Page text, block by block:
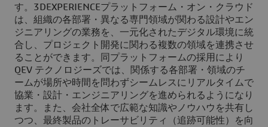
す。3DEXPERIENCEプラットフォーム・オン・クラウド
は、組織の各部署・異なる専門領域が関わる設計やエン
ジニアリングの業務を、一元化されたデジタル環境に統
合し、プロジェクト開発に関わる複数の領域を連携させ
ることができます。同プラットフォームの採用により
QEV テクノロジーズでは、関係する各部署・領域のチ
ームが場所や時間を問わずシームレスにリアルタイムで
協業・設計・エンジニアリングを進められるようになり
ます。また、会社全体で広範な知識やノウハウを共有し
つつ、最終製品のトレーサビリティ（追跡可能性）を向